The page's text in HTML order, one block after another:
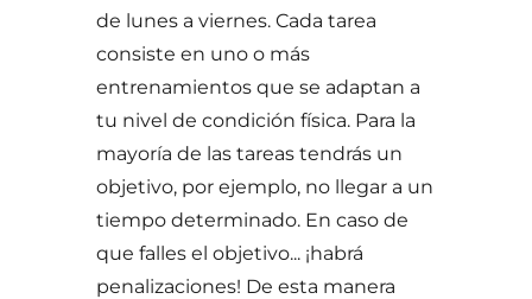
de lunes a viernes. Cada tarea
consiste en uno o más
entrenamientos que se adaptan a
tu nivel de condición física. Para la
mayoría de las tareas tendrás un
objetivo, por ejemplo, no llegar a un
tiempo determinado. En caso de
que falles el objetivo... ¡habrá
penalizaciones! De esta manera